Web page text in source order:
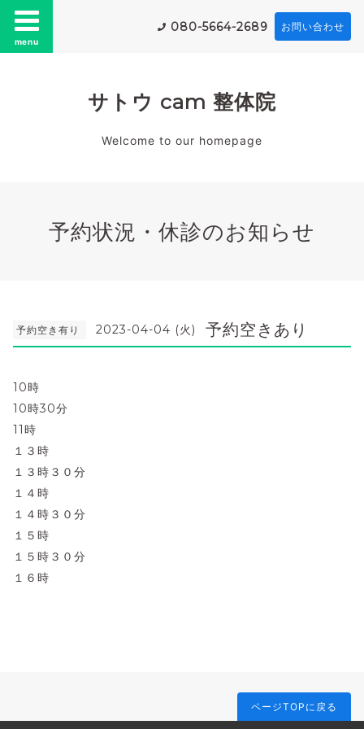
menu
080-5664-2689 お問い合わせ
サトウ cam 整体院
Welcome to our homepage
予約状況・休診のお知らせ
予約空き有り 2023-04-04 (火) 予約空きあり
10時
10時30分
11時
１３時
１３時３０分
１４時
１４時３０分
１５時
１５時３０分
１６時
ページTOPに戻る